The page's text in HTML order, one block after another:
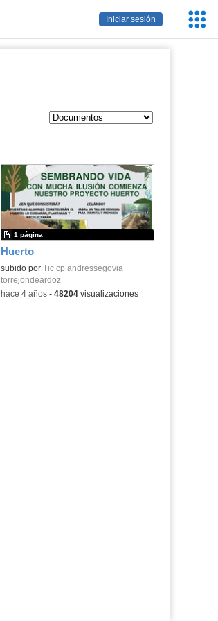
Iniciar sesión
Huerto
subido por Tic cp andressegovia
torrejondeardoz
1 página
-hace 4 años- 48204visualizaciones